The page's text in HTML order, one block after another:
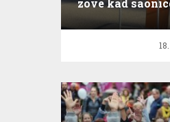
zove kad
cesti